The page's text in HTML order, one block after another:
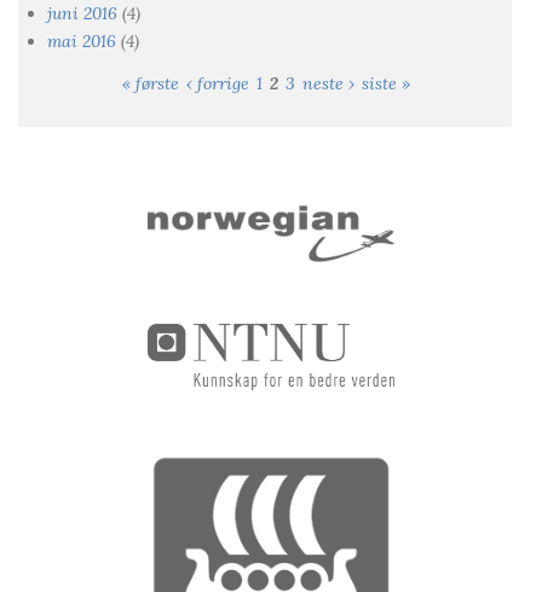
juni 2016 (4)
mai 2016 (4)
« første ‹ forrige 1 2 3 neste › siste »